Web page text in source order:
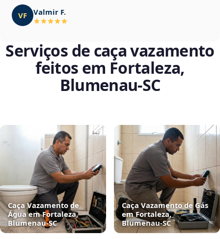
VF Valmir F.
Serviços de caça vazamento
feitos em Fortaleza,
Blumenau‑SC
Caça Vazamento de
Água em Fortaleza,
Blumenau‑SC
Caça Vazamento de Gás
em Fortaleza,
Blumenau‑SC